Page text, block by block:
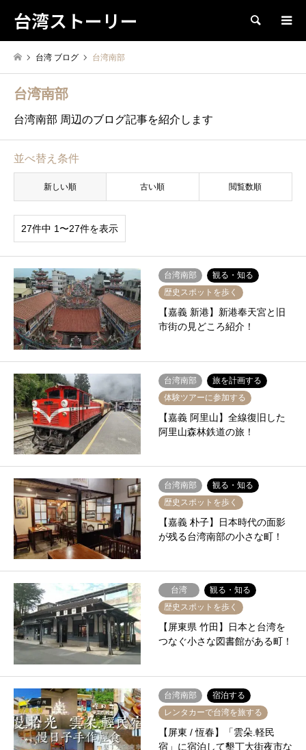
台湾ストーリー 検索
台湾 ブログ 台湾南部
台湾南部
台湾南部 周辺のブログ記事を紹介します
並べ替え条件
新しい順 古い順 閲覧数順
27件中 1〜27件を表示
台湾南部
観る・知る
歴史スポットを歩く
【嘉義 新港】新港奉天宮と旧
市街の見どころ紹介！
台湾南部
旅を計画する
体験ツアーに参加する
【嘉義 阿里山】全線復旧した
阿里山森林鉄道の旅！
台湾南部
観る・知る
歴史スポットを歩く
【嘉義 朴子】日本時代の面影
が残る台湾南部の小さな町！
台湾
観る・知る
歴史スポットを歩く
【屏東県 竹田】日本と台湾を
つなぐ小さな図書館がある町！
台湾南部
宿泊する
レンタカーで台湾を旅する
【屏東 / 恆春】「雲朵.軽民
宿」に宿泊して墾丁大街夜市な